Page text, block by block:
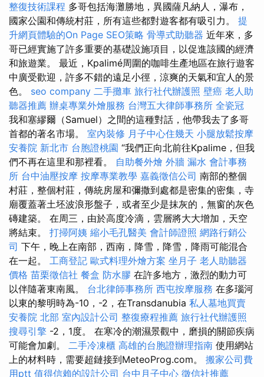
整復技術課程 多哥包括海灘勝地，異國薩凡納人，瀑布，
國家公園和傳統村莊，所有這些都對遊客都有吸引力。 提
升網頁體驗的On Page SEO策略 骨導式助聽器 近年來，多
哥已經實施了許多重要的基礎設施項目，以促進該國的經濟
和旅遊業。 最近，Kpalimé周圍的咖啡生產地區在旅行遊客
中廣受歡迎，許多不錯的遠足小徑，涼爽的天氣和宜人的景
色。 seo company 二手攤車 旅行社代辦護照 壁癌 老人助
聽器推薦 辦桌專業外燴服務 台灣五大律師事務所 全瓷冠
我和塞繆爾（Samuel）之間的這種對話，他帶我去了多哥
首都的著名市場。 室內裝修 月子中心住幾天 小腿放鬆按摩
安養院 新北市 台胞證桃園 “我們正向北前往Kpalime，但我
們不再在這里和那裡看。 自助餐外燴 外牆 漏水 會計事務
所 台中油壓按摩 按摩專業教學 嘉義徵信公司 南部的整個
村莊，整個村莊，傳統房屋和彌撒到處都是密集的密集，寺
廟覆蓋著土坯波浪形盤子，或者至少是抹灰的，無窗的灰色
磚建築。 在周三，由於高度冷滴，雲層將大大增加，天空
將結束。 打掃阿姨 縮小毛孔醫美 會計師證照 網路行銷公
司 下午，晚上在南部，西南，降雪，降雪，降雨可能混合
在一起。 工商登記 歐式料理外燴方案 坐月子 老人助聽器
價格 苗栗徵信社 餐盒 防水膠 在許多地方，激烈的動力可
以伴隨著東南風。 台北律師事務所 西屯按摩服務 在多瑙河
以東的黎明時為-10，-2，在Transdanubia 私人墓地買賣
安養院 北部 室內設計公司 整復療程推薦 旅行社代辦護照
搜尋引擎 -2，1度。 在寒冷的潮濕景觀中，磨損的關節疾病
可能會加劇。 二手冷凍櫃 高雄的台胞證辦理指南 使用網站
上的材料時，需要超鏈接到MeteoProg.com。 搬家公司費
用ptt 值得信賴的設計公司 台中月子中心 徵信社推薦